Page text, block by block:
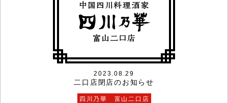
2023.08.29
二口店閉店のお知らせ
四川乃華 富山二口店